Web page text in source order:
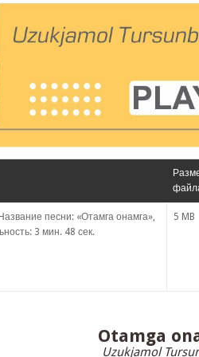
песни: «Отамга онамга»,
3 мин. 48 сек.
5 MB
Otamga
Uzukjamol